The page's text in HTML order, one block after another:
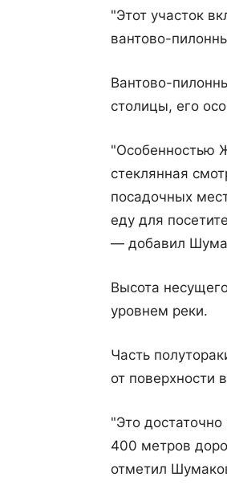
"Этот участок
вантово-
Вантово-
столицы, его
"Особенностью
стеклянная
посадочных
еду для
— добавил
Высота
уровнем реки.
Часть
от поверхности
"Это
400 метров
отметил